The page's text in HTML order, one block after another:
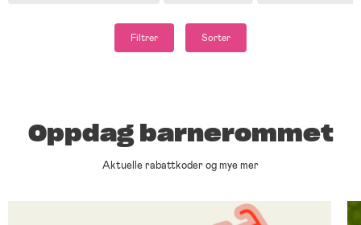
Filtrer Sorter
Oppdag barnerommet
Aktuelle rabattkoder og mye mer